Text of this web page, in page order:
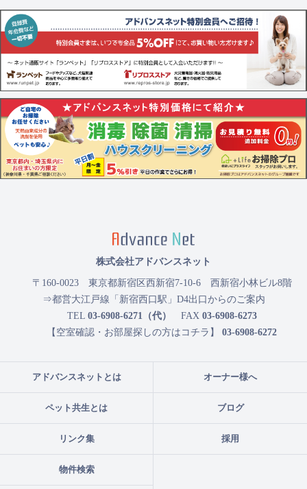
アドバンスネットとは オーナー様へ
ペット共生とは ブログ
リンク集 採用
物件検索
株式会社アドバンスネット
〒160-0023 東京都新宿区西新宿7-10-6 西新宿小林ビル8階
⇒都営大江戸線「新宿西口駅」D4出口からのご案内
TEL 03-6908-6271（代） FAX 03-6908-6273
【空室確認・お部屋探しの方はコチラ】 03-6908-6272